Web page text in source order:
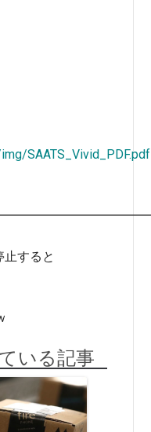
SAATS_Vivid_PDF.pdf
すると
いる記事